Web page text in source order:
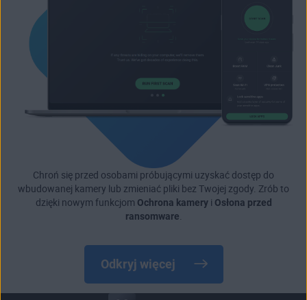
Chroń się przed osobami próbującymi uzyskać dostęp do
wbudowanej kamery lub zmieniać pliki bez Twojej zgody. Zrób to
dzięki nowym funkcjom Ochrona kameryi Osłona przed
ransomware
Odkryj więcej